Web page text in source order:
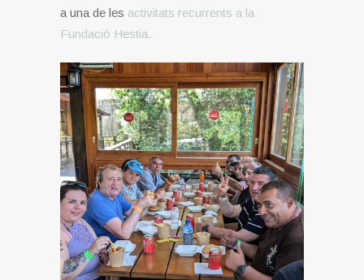
a una de les activitats recurrents a la
Fundació Hestia.